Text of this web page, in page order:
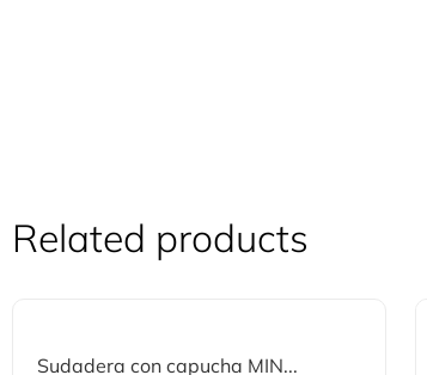
Related products
Sudadera con capucha MIN...